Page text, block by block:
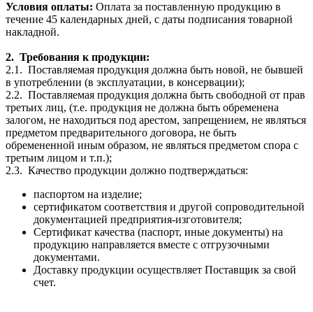
Условия оплаты: Оплата за поставленную продукцию в
течение 45 календарных дней, с даты подписания товарной
накладной.
2. Требования к продукции:
2.1. Поставляемая продукция должна быть новой, не бывшей
в употреблении (в эксплуатации, в консервации);
2.2. Поставляемая продукция должна быть свободной от прав
третьих лиц, (т.е. продукция не должна быть обременена
залогом, не находиться под арестом, запрещением, не являться
предметом предварительного договора, не быть
обремененной иным образом, не являться предметом спора с
третьим лицом и т.п.);
2.3. Качество продукции должно подтверждаться:
паспортом на изделие;
сертификатом соответствия и другой сопроводительной
документацией предприятия-изготовителя;
Сертификат качества (паспорт, иные документы) на
продукцию направляется вместе с отгрузочными
документами.
Доставку продукции осуществляет Поставщик за свой
счет.